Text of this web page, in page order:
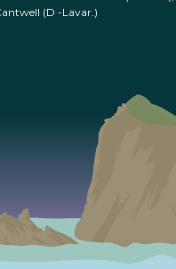
(D -Lavar.)